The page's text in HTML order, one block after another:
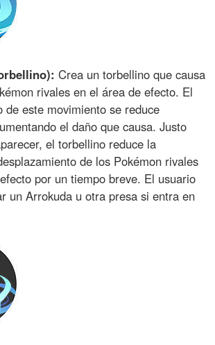
Crea un torbellino que causa
rivales en el área de efecto. El
de este movimiento se reduce
el daño que causa. Justo
el torbellino reduce la
de los Pokémon rivales
por un tiempo breve. El usuario
un Arrokuda u otra presa si entra en